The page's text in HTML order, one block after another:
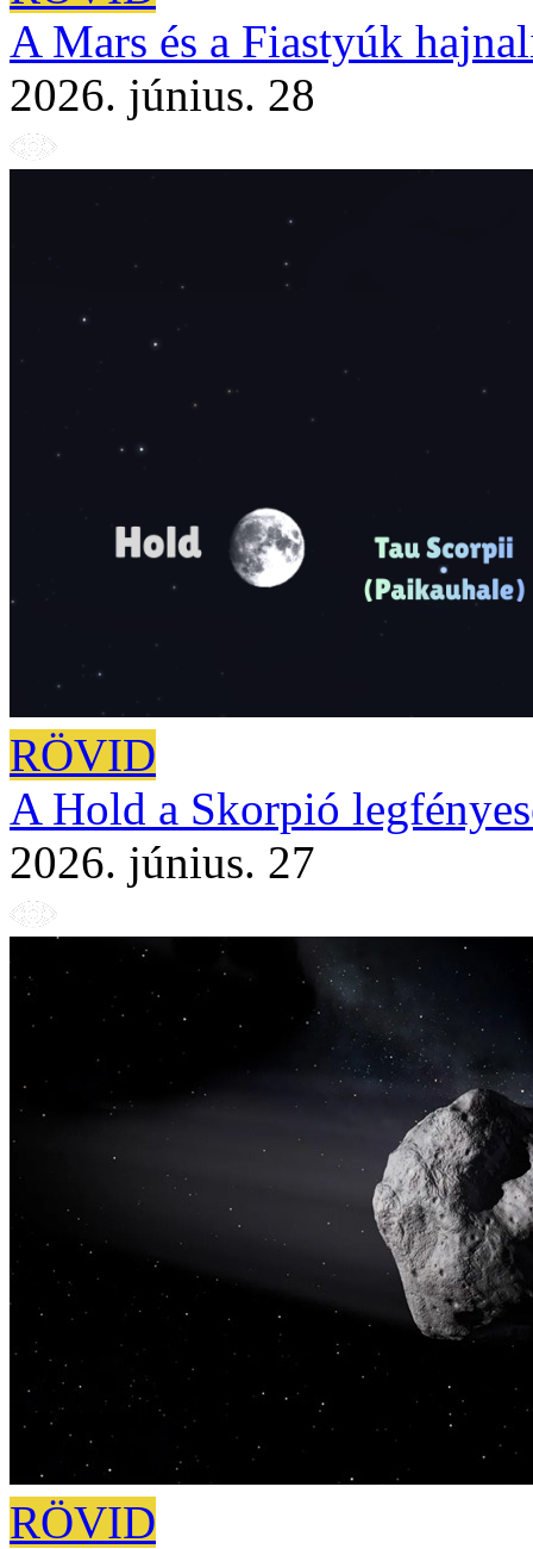
A Mars és a Fiastyúk
2026. június. 28
RÖVID
A Hold a Skorpió
2026. június. 27
RÖVID